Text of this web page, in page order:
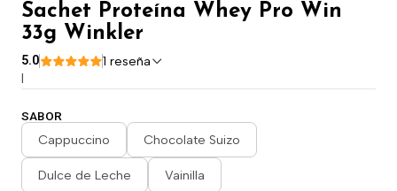
Sachet Proteína Whey Pro Win
33g Winkler
5.0 1 reseña
|
SABOR
Cappuccino Chocolate Suizo
Dulce de Leche Vainilla